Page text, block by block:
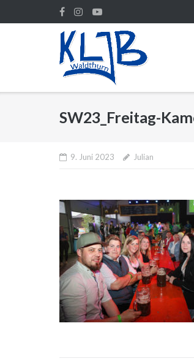
zum
SW23_Freitag-
9. Juni 2023 Julian